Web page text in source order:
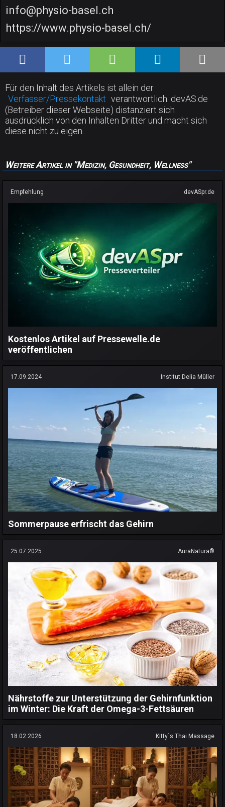
info@physio-basel.ch
https://www.physio-basel.ch/
Für den Inhalt des Artikels ist allein der
Verfasser/Pressekontakt verantwortlich. devAS.de
(Betreiber dieser Webseite) distanziert sich
ausdrücklich von den Inhalten Dritter und macht sich
diese nicht zu eigen.
Weitere Artikel in "Medizin, Gesundheit, Wellness"
Empfehlung devASpr.de
Kostenlos Artikel auf Pressewelle.de
veröffentlichen
17.09.2024 Institut Delia Müller
Sommerpause erfrischt das Gehirn
25.07.2025 AuraNatura®
Nährstoffe zur Unterstützung der Gehirnfunktion
im Winter: Die Kraft der Omega-3-Fettsäuren
18.02.2026 Kitty´s Thai Massage